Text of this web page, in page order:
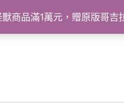
商品滿1萬元，贈原版哥